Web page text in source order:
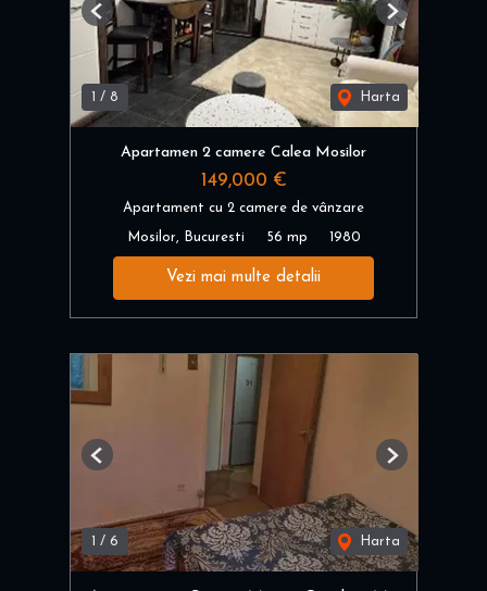
/ 8 Harta
Previous Next
Apartamen 2 camere Calea Mosilor
149,000 €
Apartament cu 2 camere de vânzare
Mosilor, Bucuresti 56 mp 1980
Vezi mai multe detalii
/ 6 Harta
Previous Next